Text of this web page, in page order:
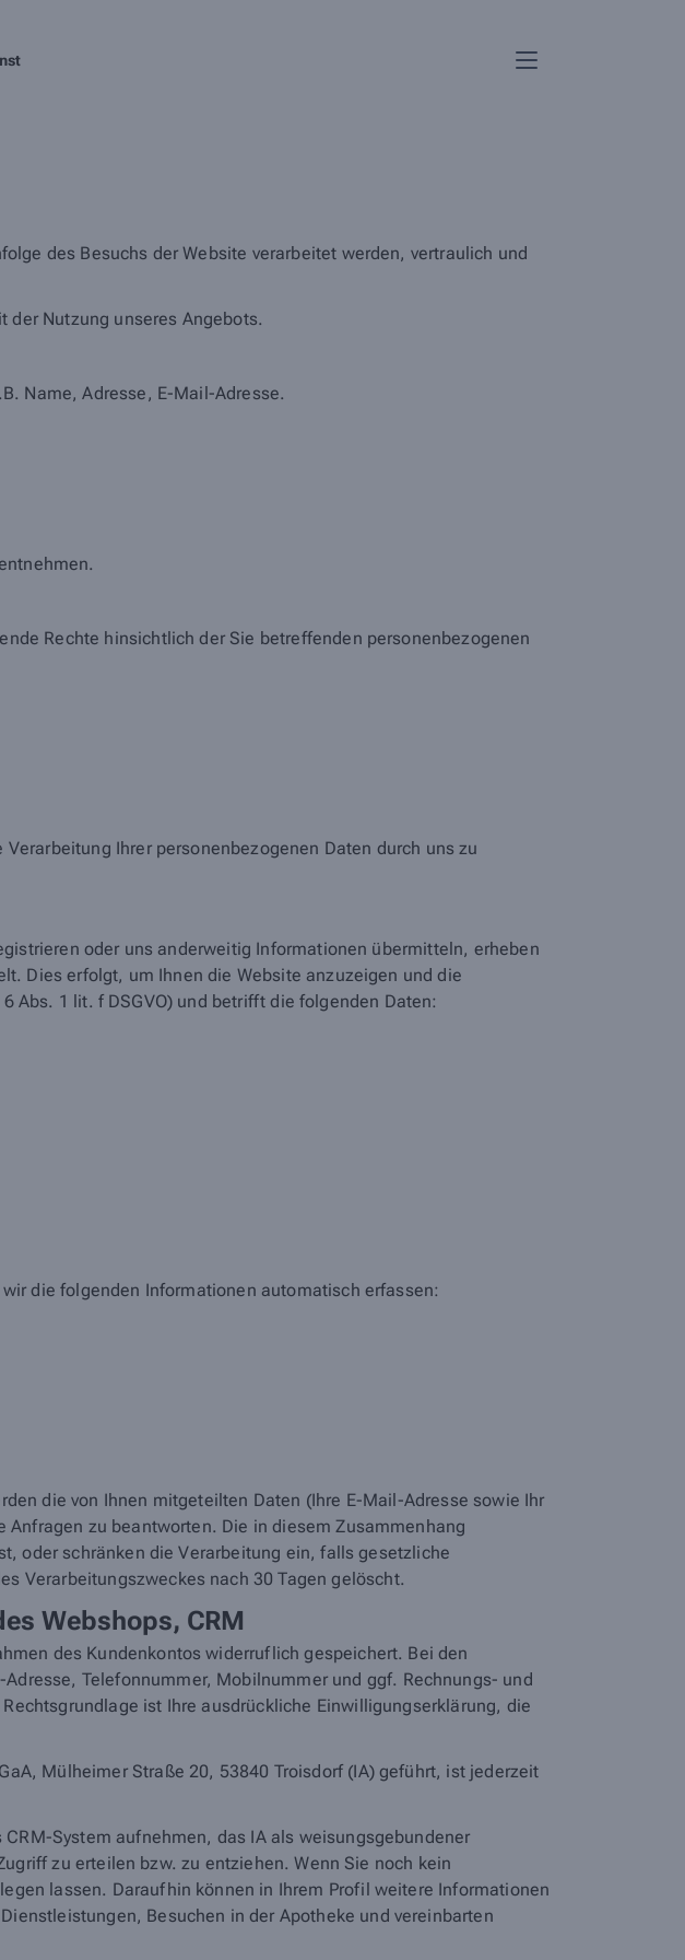
des Besuchs der Website verarbeitet werden, vertraulich und
der Nutzung unseres Angebots.
Name, Adresse, E-Mail-Adresse.
Rechte hinsichtlich der Sie betreffenden personenbezogenen
Ihrer personenbezogenen Daten durch uns zu
oder uns anderweitig Informationen übermitteln, erheben
Dies erfolgt, um Ihnen die Website anzuzeigen und die
Abs. 1 lit. f DSGVO) und betrifft die folgenden Daten:
die folgenden Informationen automatisch erfassen:
die von Ihnen mitgeteilten Daten (Ihre E-Mail-Adresse sowie Ihr
zu beantworten. Die in diesem Zusammenhang
oder schränken die Verarbeitung ein, falls gesetzliche
Verarbeitungszweckes nach 30 Tagen gelöscht.
Webshops, CRM
des Kundenkontos widerruflich gespeichert. Bei den
Telefonnummer, Mobilnummer und ggf. Rechnungs- und
ist Ihre ausdrückliche Einwilligungserklärung, die
Mülheimer Straße 20, 53840 Troisdorf (IA) geführt, ist jederzeit
System aufnehmen, das IA als weisungsgebundener
zu erteilen bzw. zu entziehen. Wenn Sie noch kein
lassen. Daraufhin können in Ihrem Profil weitere Informationen
Besuchen in der Apotheke und vereinbarten